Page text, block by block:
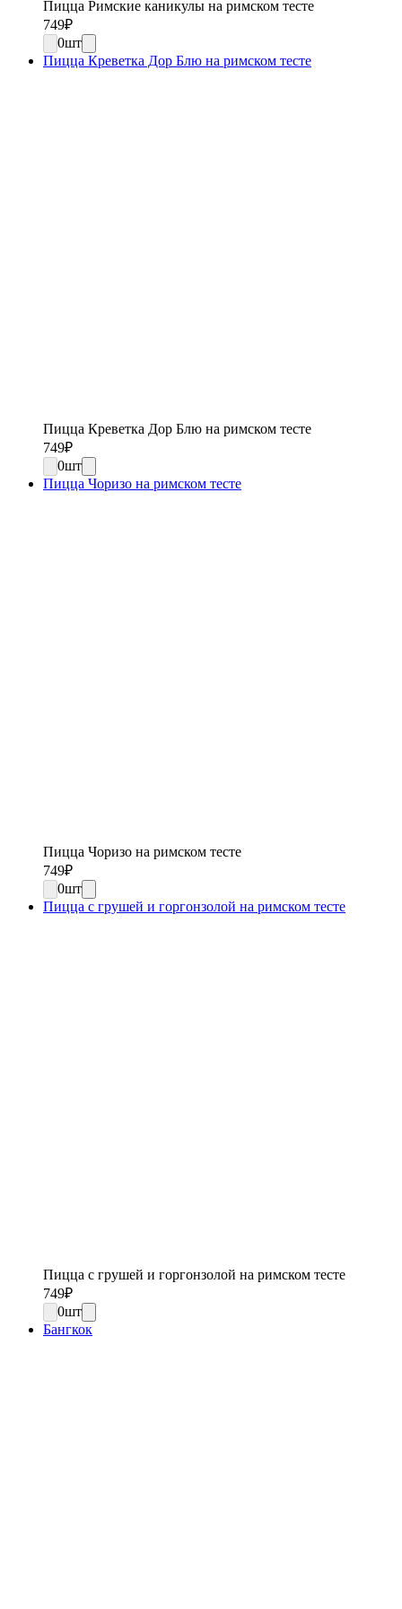
Пицца Римские каникулы на римском тесте
749₽
0шт
Пицца Креветка Дор Блю на римском тесте
Пицца Креветка Дор Блю на римском тесте
749₽
0шт
Пицца Чоризо на римском тесте
Пицца Чоризо на римском тесте
749₽
0шт
Пицца с грушей и горгонзолой на римском тесте
Пицца с грушей и горгонзолой на римском тесте
749₽
0шт
Бангкок